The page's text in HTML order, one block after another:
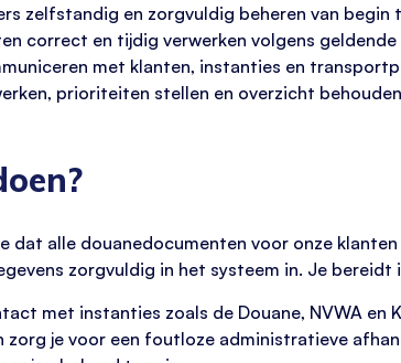
zelfstandig en zorgvuldig beheren van begin
correct en tijdig verwerken volgens
met klanten, instanties en
prioriteiten stellen en overzicht
dat alle douanedocumenten voor onze
zorgvuldig in het systeem in. Je
met instanties zoals de Douane, NVWA
zorg je voor een foutloze administratieve